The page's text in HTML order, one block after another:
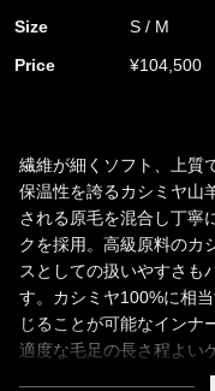
Size
S / M
Price
¥104,500
繊維が細くソフト、上質
保温性を誇るカシミヤ山
される原毛を混合し丁寧
クを採用。高級原料のカ
スとしての扱いやすさも
す。カシミヤ100%に相
じることが可能なインナ
適度な毛足の長さ程よい
もマッチした、カジュア